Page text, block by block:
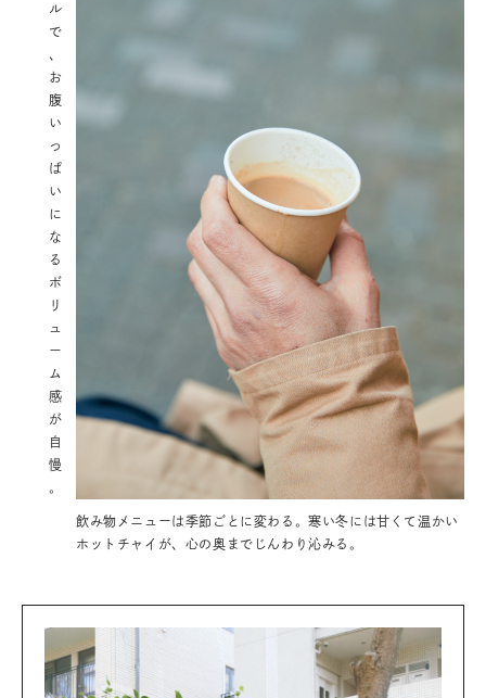
ル
で
、
お
腹
い
っ
ぱ
い
に
な
る
ボ
リ
ュ
ー
ム
感
が
自
慢
。
飲み物メニューは季節ごとに変わる。寒い冬には甘くて温かい
ホットチャイが、心の奥までじんわり沁みる。